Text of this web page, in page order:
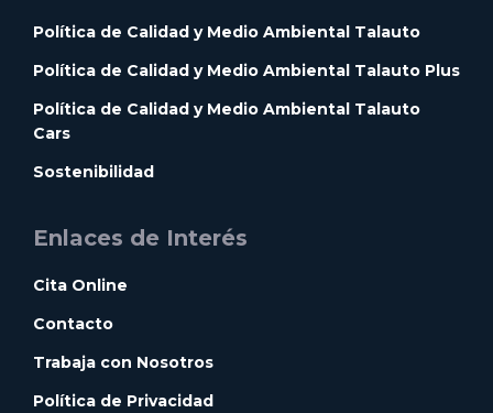
Política de Calidad y Medio Ambiental Talauto
Política de Calidad y Medio Ambiental Talauto Plus
Política de Calidad y Medio Ambiental Talauto
Cars
Sostenibilidad
Enlaces de Interés
Cita Online
Contacto
Trabaja con Nosotros
Política de Privacidad